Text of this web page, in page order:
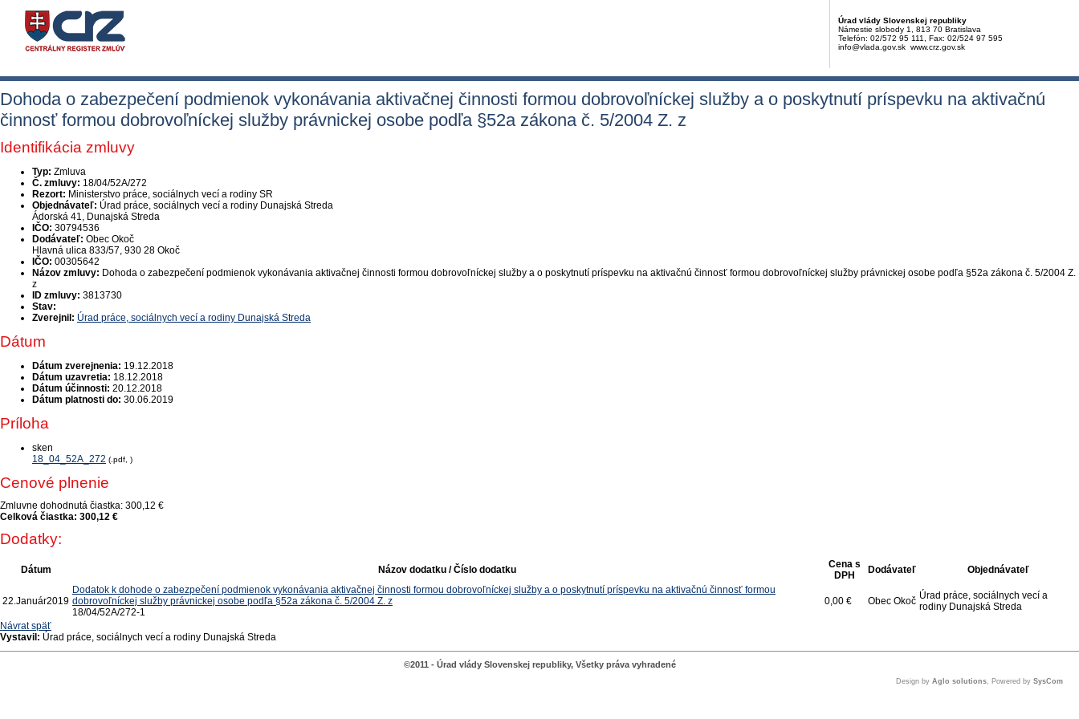
Úrad vlády Slovenskej republiky
Námestie slobody 1, 813 70 Bratislava
Telefón: 02/572 95 111, Fax: 02/524 97 595
info@vlada.gov.sk www.crz.gov.sk
Dohoda o zabezpečení podmienok vykonávania aktivačnej činnosti formou dobrovoľníckej služby a o poskytnutí príspevku na aktivačnú
činnosť formou dobrovoľníckej služby právnickej osobe podľa §52a zákona č. 5/2004 Z. z
Identifikácia zmluvy
Typ: Zmluva
Č. zmluvy: 18/04/52A/272
Rezort: Ministerstvo práce, sociálnych vecí a rodiny SR
Objednávateľ: Úrad práce, sociálnych vecí a rodiny Dunajská Streda
Ádorská 41, Dunajská Streda
IČO: 30794536
Dodávateľ: Obec Okoč
Hlavná ulica 833/57, 930 28 Okoč
IČO: 00305642
Názov zmluvy: Dohoda o zabezpečení podmienok vykonávania aktivačnej činnosti formou dobrovoľníckej služby a o poskytnutí príspevku na aktivačnú činnosť formou dobrovoľníckej služby právnickej osobe podľa §52a zákona č. 5/2004 Z.
z
ID zmluvy: 3813730
Stav:
Zverejnil: Úrad práce, sociálnych vecí a rodiny Dunajská Streda
Dátum
Dátum zverejnenia: 19.12.2018
Dátum uzavretia: 18.12.2018
Dátum účinnosti: 20.12.2018
Dátum platnosti do: 30.06.2019
Príloha
sken
18_04_52A_272 (.pdf, )
Cenové plnenie
Zmluvne dohodnutá čiastka: 300,12 €
Celková čiastka: 300,12 €
Dodatky:
Dátum Názov dodatku / Číslo dodatku
Cena s
DPH
Dodávateľ Objednávateľ
22.Január2019
Dodatok k dohode o zabezpečení podmienok vykonávania aktivačnej činnosti formou dobrovoľníckej služby a o poskytnutí príspevku na aktivačnú činnosť formou
dobrovoľníckej služby právnickej osobe podľa §52a zákona č. 5/2004 Z. z
18/04/52A/272-1
0,00 € Obec Okoč Úrad práce, sociálnych vecí a
rodiny Dunajská Streda
Návrat späť
Vystavil: Úrad práce, sociálnych vecí a rodiny Dunajská Streda
©2011 - Úrad vlády Slovenskej republiky, Všetky práva vyhradené
Design by Aglo solutions, Powered by SysCom